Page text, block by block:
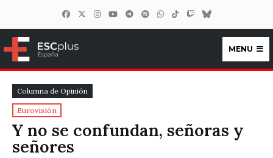
ESCplus España
MENU
Columna de Opinión
Eurovisión
Y no se confundan, señoras y
señores